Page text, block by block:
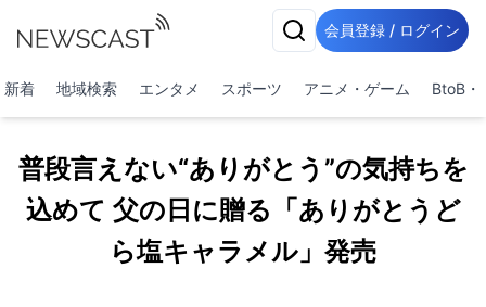
会員登録 / ログイン
新着 地域検索 エンタメ スポーツ アニメ・ゲーム BtoB・
普段言えない“ありがとう”の気持ちを
込めて 父の日に贈る「ありがとうど
ら塩キャラメル」発売